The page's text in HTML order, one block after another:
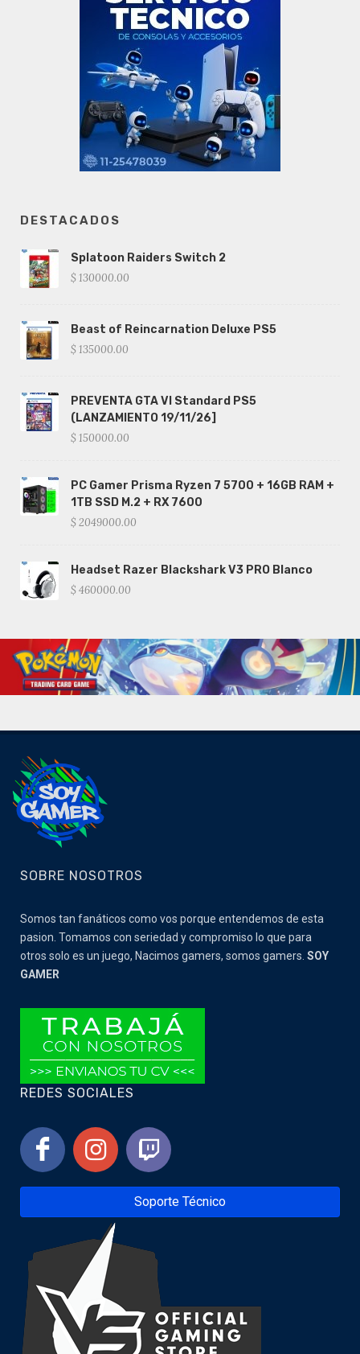
DESTACADOS
Splatoon Raiders Switch 2
$ 130000.00
Beast of Reincarnation Deluxe PS5
$ 135000.00
PREVENTA GTA VI Standard PS5
(LANZAMIENTO 19/11/26]
$ 150000.00
PC Gamer Prisma Ryzen 7 5700 + 16GB RAM +
1TB SSD M.2 + RX 7600
$ 2049000.00
Headset Razer Blackshark V3 PRO Blanco
$ 460000.00
SOBRE NOSOTROS
Somos tan fanáticos como vos porque entendemos de esta
pasion. Tomamos con seriedad y compromiso lo que para
otros solo es un juego, Nacimos gamers, somos gamers. SOY
GAMER
REDES SOCIALES
Soporte Técnico